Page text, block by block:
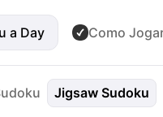
a Day Como
Jigsaw Sudoku